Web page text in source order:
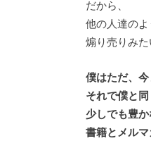
だから、
他の人達のよ
煽り売りみた
僕はただ、今
それで僕と
少しでも豊
書籍とメルマ